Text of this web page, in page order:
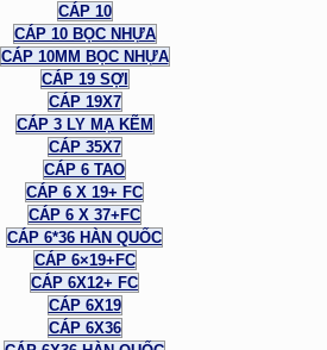
CÁP 10
CÁP 10 BỌC NHỰA
CÁP 10MM BỌC NHỰA
CÁP 19 SỢI
CÁP 19X7
CÁP 3 LY MẠ KẼM
CÁP 35X7
CÁP 6 TAO
CÁP 6 X 19+ FC
CÁP 6 X 37+FC
CÁP 6*36 HÀN QUỐC
CÁP 6×19+FC
CÁP 6X12+ FC
CÁP 6X19
CÁP 6X36